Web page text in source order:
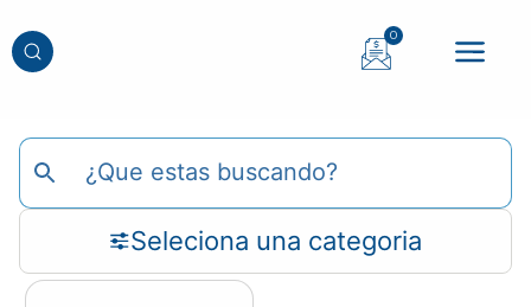
0
Seleciona una categoria